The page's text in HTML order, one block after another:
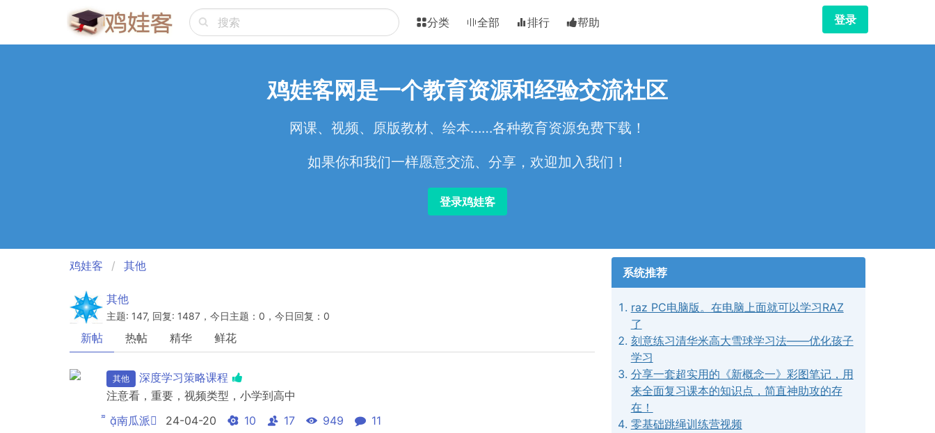
分类 全部 排行 帮助 登录
鸡娃客网是一个教育资源和经验交流社区
网课、视频、原版教材、绘本……各种教育资源免费下载！
如果你和我们一样愿意交流、分享，欢迎加入我们！
登录鸡娃客
鸡娃客 其他
其他
主题: 147, 回复: 1487，今日主题：0，今日回复：0
新帖 热帖 精华 鲜花
其他
深度学习策略课程
注意看，重要，视频类型，小学到高中
 南瓜派
24-04-20 10 17 949 11
系统推荐
raz PC电脑版。在电脑上面就可以学习RAZ
了
刻意练习清华米高大雪球学习法——优化孩子
学习
分享一套超实用的《新概念一》彩图笔记，用
来全面复习课本的知识点，简直神助攻的存
在！
零基础跳绳训练营视频